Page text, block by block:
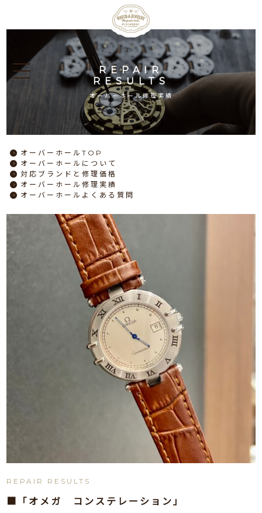
REPAIR
RESULTS
オーバーホール修理実績
オーバーホールTOP
オーバーホール について
対応ブランドと修理価格
オーバーホール修理実績
オーバーホール よくある質問
REPAIR RESULTS
■「オメガ コンステレーション」